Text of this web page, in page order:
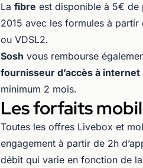
La fibre est disponible à 5€ de
2015 avec les formules à
ou VDSL2.
Sosh vous rembourse
fournisseur d’accès à internet
minimum 2 mois.
Les forfaits
Toutes les offres Livebox et
engagement à partir de 2h
débit qui varie en fonction de